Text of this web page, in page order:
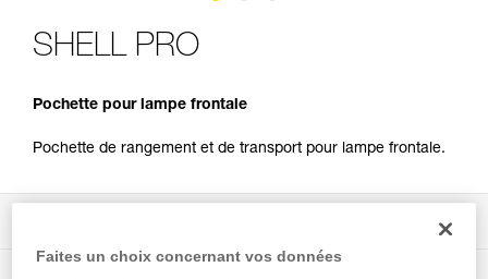
SHELL PRO
Pochette pour lampe frontale
Pochette de rangement et de transport pour lampe frontale.
Faites un choix concernant vos données